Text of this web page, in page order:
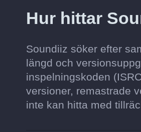
Hur hittar
Soundiiz söker efter
längd och
inspelningskoden
versioner, remastrade
inte kan hitta med